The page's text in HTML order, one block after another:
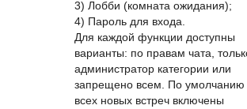
Управление доступом (кто может
управлять функциями):
1) Запись конференции;
2) Транскрибация речи в текст;
3) Лобби (комната ожидания);